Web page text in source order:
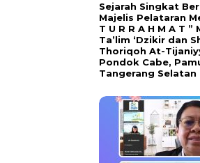
Sejarah Singkat
Majelis Pelataran
T U R R A H M A T ”
Ta’lim ‘Dzikir dan
Thoriqoh At-
Pondok Cabe,
Tangerang Selatan